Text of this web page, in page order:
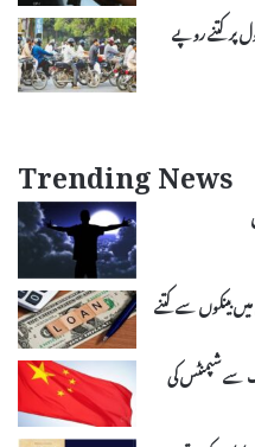
پر کتنے روپے
Trending News
ششماہی میں بینکوں سے کتنے
سے شپمنٹس کی